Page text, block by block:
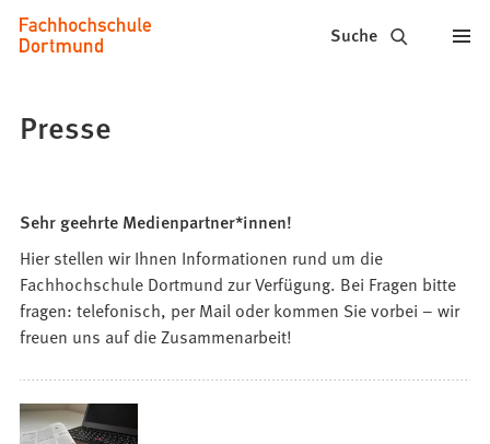
Inhalt anspringen
Fachhochschule
Dortmund
Studium,
Bewerbung
Suche
Presse
Sehr geehrte Medienpartner*innen!
Hier stellen wir Ihnen Informationen rund um die
Fachhochschule Dortmund zur Verfügung. Bei Fragen bitte
fragen: telefonisch, per Mail oder kommen Sie vorbei – wir
freuen uns auf die Zusammenarbeit!